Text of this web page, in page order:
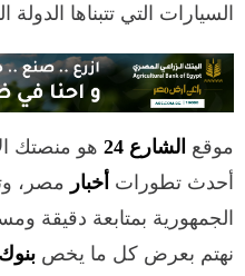
السيارات التي تتبناها الدولة
موقع الشارع 24
هو منصتك
أحدث تطورات أخبار مصر،
الجمهورية بمتابعة دقيقة
نهتم بعرض كل ما يخص